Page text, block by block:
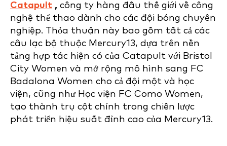
Catapult , công ty hàng đầu thế giới về công
nghệ thể thao dành cho các đội bóng chuyên
nghiệp. Thỏa thuận này bao gồm tất cả các
câu lạc bộ thuộc Mercury13, dựa trên nền
tảng hợp tác hiện có của Catapult với Bristol
City Women và mở rộng mô hình sang FC
Badalona Women cho cả đội một và học
viện, cũng như Học viện FC Como Women,
tạo thành trụ cột chính trong chiến lược
phát triển hiệu suất đỉnh cao của Mercury13.